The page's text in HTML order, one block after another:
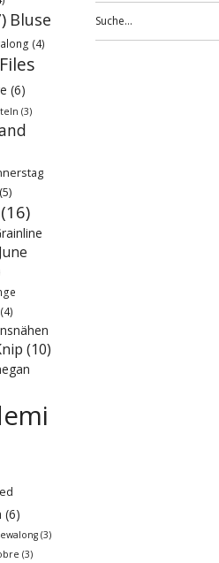
Bluse
(4)
(6)
(3)
(5)
(16)
(4)
(10)
(6)
(3)
(3)